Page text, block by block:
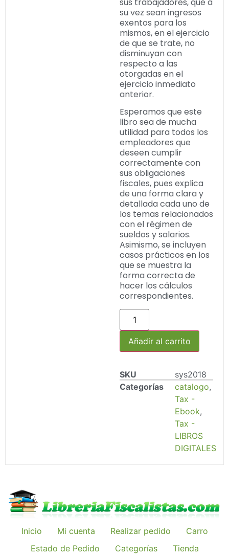
su vez sean ingresos
exentos para los
mismos, en el ejercicio
de que se trate, no
disminuyan con
respecto a las
otorgadas en el
ejercicio inmediato
anterior.
Esperamos que este
libro sea de mucha
utilidad para todos los
empleadores que
deseen cumplir
correctamente con
sus obligaciones
fiscales, pues explica
de una forma clara y
detallada cada uno de
los temas relacionados
con el régimen de
sueldos y salarios.
Asimismo, se incluyen
casos prácticos en los
que se muestra la
forma correcta de
hacer los cálculos
correspondientes.
Añadir al carrito
SKU
sys2018
Categorías
catalogo,
Tax -
Ebook,
Tax -
LIBROS
DIGITALES
Inicio Mi cuenta Realizar pedido
Carro
Estado de Pedido
Categorías Tienda